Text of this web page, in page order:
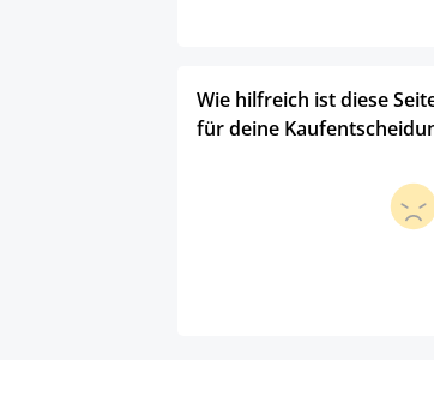
Wie hilfreich ist diese
für deine